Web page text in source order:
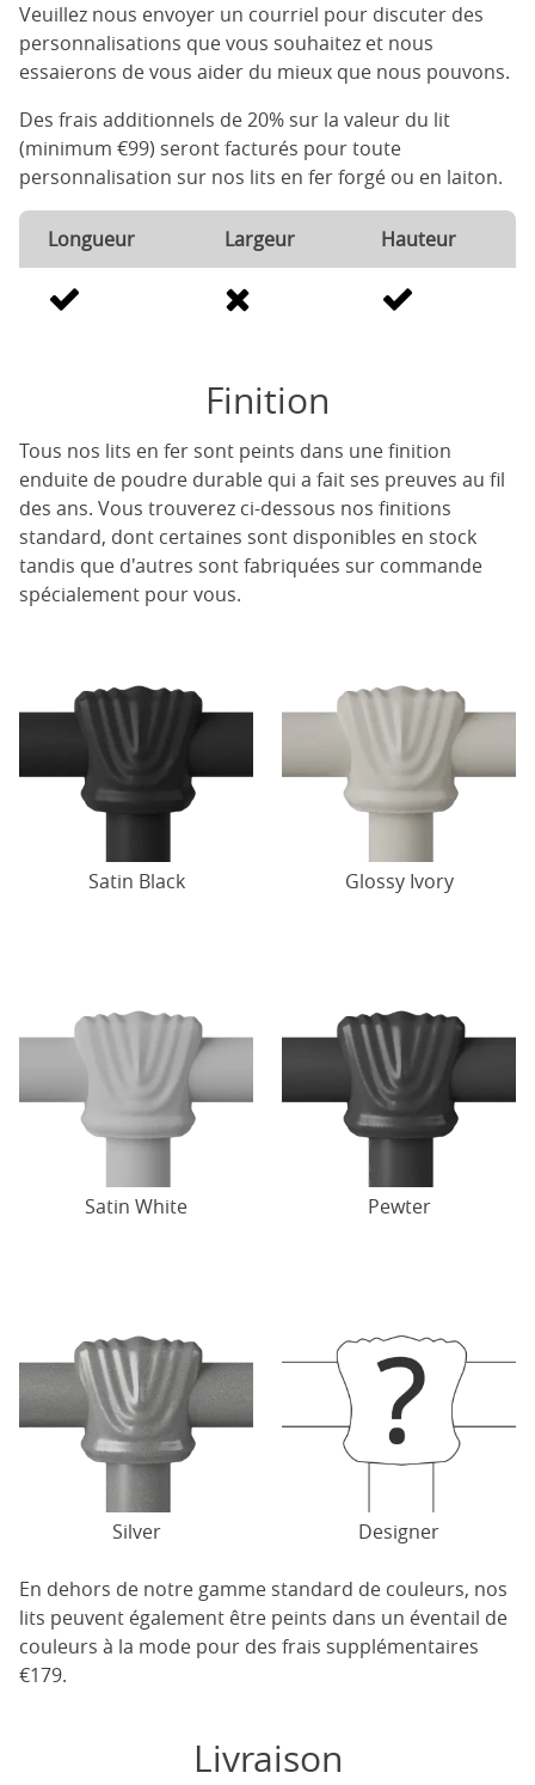
Veuillez nous envoyer un courriel pour discuter des
personnalisations que vous souhaitez et nous
essaierons de vous aider du mieux que nous pouvons.
Des frais additionnels de 20% sur la valeur du lit
(minimum €99) seront facturés pour toute
personnalisation sur nos lits en fer forgé ou en laiton.
Longueur Largeur Hauteur
Finition
Tous nos lits en fer sont peints dans une finition
enduite de poudre durable qui a fait ses preuves au fil
des ans. Vous trouverez ci-dessous nos finitions
standard, dont certaines sont disponibles en stock
tandis que d'autres sont fabriquées sur commande
spécialement pour vous.
Satin Black Glossy Ivory
Satin White Pewter
Silver Designer
En dehors de notre gamme standard de couleurs, nos
lits peuvent également être peints dans un éventail de
couleurs à la mode pour des frais supplémentaires
€179.
Livraison